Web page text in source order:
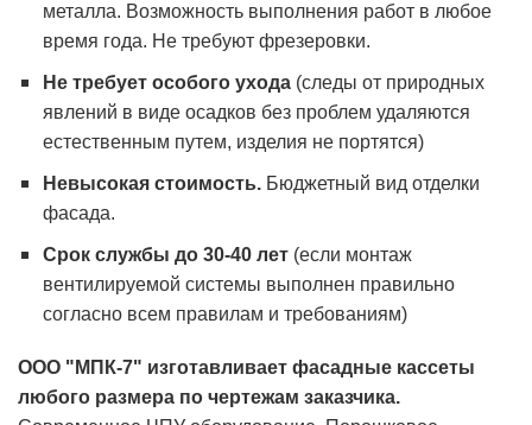
металла. Возможность выполнения работ в любое
время года. Не требуют фрезеровки.
Не требует особого ухода(следы от природных
явлений в виде осадков без проблем удаляются
естественным путем, изделия не портятся)
Невысокая стоимость. Бюджетный вид отделки
фасада.
Срок службы до 30-40 лет(если монтаж
вентилируемой системы выполнен правильно
согласно всем правилам и требованиям)
ООО "МПК-7" изготавливает фасадные кассеты
любого размера по чертежам заказчика.